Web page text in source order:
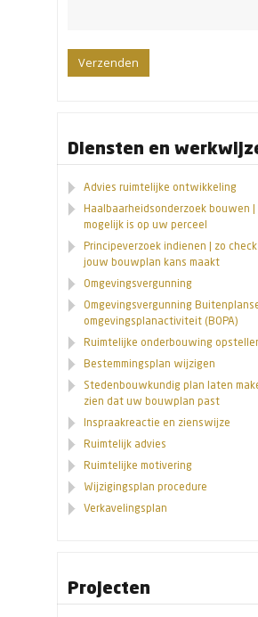
Diensten en
Advies ruimtelijke ontwikkeling
Haalbaarheidsonderzoek bouwen
mogelijk is op uw perceel
Principeverzoek indienen | zo
jouw bouwplan kans maakt
Omgevingsvergunning
Omgevingsvergunning
omgevingsplanactiviteit (BOPA)
Ruimtelijke onderbouwing
Bestemmingsplan wijzigen
Stedenbouwkundig plan laten
zien dat uw bouwplan past
Inspraakreactie en zienswijze
Ruimtelijk advies
Ruimtelijke motivering
Wijzigingsplan procedure
Verkavelingsplan
Projecten